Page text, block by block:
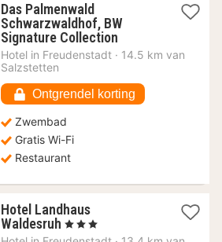
Das Palmenwald
Schwarzwaldhof, BW
Signature Collection1
nacht
€
Hotel in Freudenstadt · 14.5 km van
Salzstetten
Ontgrendel korting
Zwembad
Gratis Wi-Fi
Restaurant
Hotel Landhaus
Waldesruh 1
nacht
, 3 Sterren